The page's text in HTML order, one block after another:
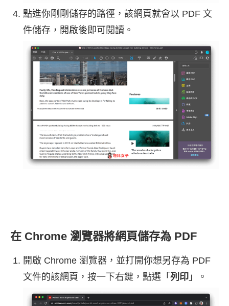
點進你剛剛儲存的路徑，該網頁就會以 PDF 文
件儲存，開啟後即可閱讀。
在 Chrome 瀏覽器將網頁儲存為 PDF
開啟 Chrome 瀏覽器，並打開你想另存為 PDF
文件的該網頁，按一下右鍵，點選「 列印 」。